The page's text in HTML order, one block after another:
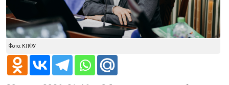
Фото: КПФУ